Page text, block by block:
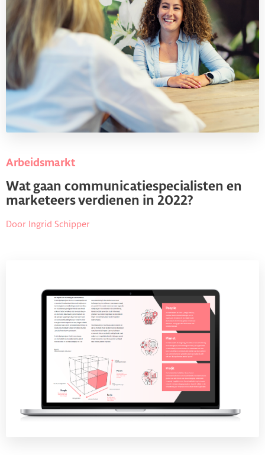
Arbeidsmarkt
Wat gaan communicatiespecialisten en
marketeers verdienen in 2022?
Door Ingrid Schipper